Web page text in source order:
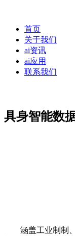
首页
关于我们
ai资讯
ai应用
联系我们
具身智能数
涵盖工业制制、